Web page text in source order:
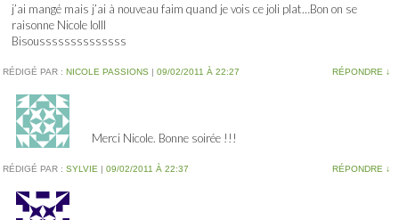
j’ai mangé mais j’ai à nouveau faim quand je vois ce joli plat…Bon on se
raisonne Nicole lolll
Bisoussssssssssssss
RÉDIGÉ PAR : NICOLE PASSIONS | 09/02/2011 À 22:27 RÉPONDRE ↓
Merci Nicole. Bonne soirée !!!
RÉDIGÉ PAR : SYLVIE | 09/02/2011 À 22:37 RÉPONDRE ↓